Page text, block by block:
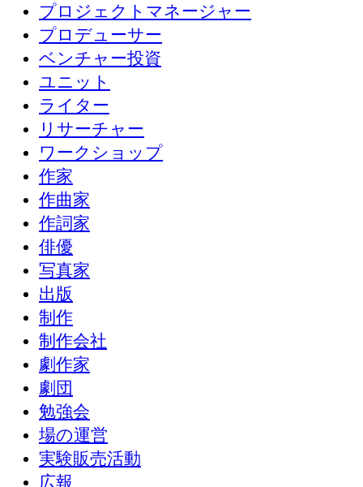
プロジェクトマネージャー
プロデューサー
ベンチャー投資
ユニット
ライター
リサーチャー
ワークショップ
作家
作曲家
作詞家
俳優
写真家
出版
制作
制作会社
劇作家
劇団
勉強会
場の運営
実験販売活動
広報